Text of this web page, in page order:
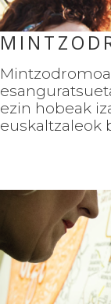
ezin hobeak
euskaltzaleok